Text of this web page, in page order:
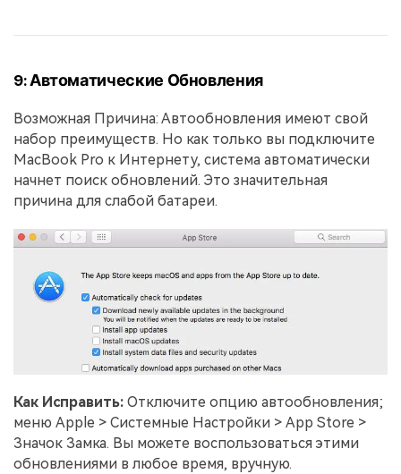
9: Автоматические Обновления
Возможная Причина: Автообновления имеют свой
набор преимуществ. Но как только вы подключите
MacBook Pro к Интернету, система автоматически
начнет поиск обновлений. Это значительная
причина для слабой батареи.
Как Исправить: Отключите опцию автообновления;
меню Apple > Системные Настройки > App Store >
Значок Замка. Вы можете воспользоваться этими
обновлениями в любое время, вручную.